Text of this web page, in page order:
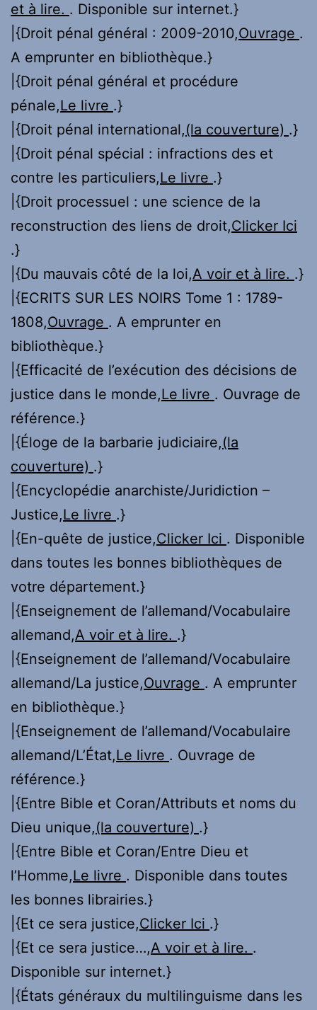
et à lire. . Disponible sur internet.}
|{Droit pénal général : 2009-2010,Ouvrage .
A emprunter en bibliothèque.}
|{Droit pénal général et procédure
pénale,Le livre .}
|{Droit pénal international,(la couverture) .}
|{Droit pénal spécial : infractions des et
contre les particuliers,Le livre .}
|{Droit processuel : une science de la
reconstruction des liens de droit,Clicker Ici
.}
|{Du mauvais côté de la loi,A voir et à lire. .}
|{ECRITS SUR LES NOIRS Tome 1 : 1789-
1808,Ouvrage . A emprunter en
bibliothèque.}
|{Efficacité de l’exécution des décisions de
justice dans le monde,Le livre . Ouvrage de
référence.}
|{Éloge de la barbarie judiciaire,(la
couverture) .}
|{Encyclopédie anarchiste/Juridiction –
Justice,Le livre .}
|{En-quête de justice,Clicker Ici . Disponible
dans toutes les bonnes bibliothèques de
votre département.}
|{Enseignement de l’allemand/Vocabulaire
allemand,A voir et à lire. .}
|{Enseignement de l’allemand/Vocabulaire
allemand/La justice,Ouvrage . A emprunter
en bibliothèque.}
|{Enseignement de l’allemand/Vocabulaire
allemand/L’État,Le livre . Ouvrage de
référence.}
|{Entre Bible et Coran/Attributs et noms du
Dieu unique,(la couverture) .}
|{Entre Bible et Coran/Entre Dieu et
l’Homme,Le livre . Disponible dans toutes
les bonnes librairies.}
|{Et ce sera justice,Clicker Ici .}
|{Et ce sera justice…,A voir et à lire. .
Disponible sur internet.}
|{États généraux du multilinguisme dans les